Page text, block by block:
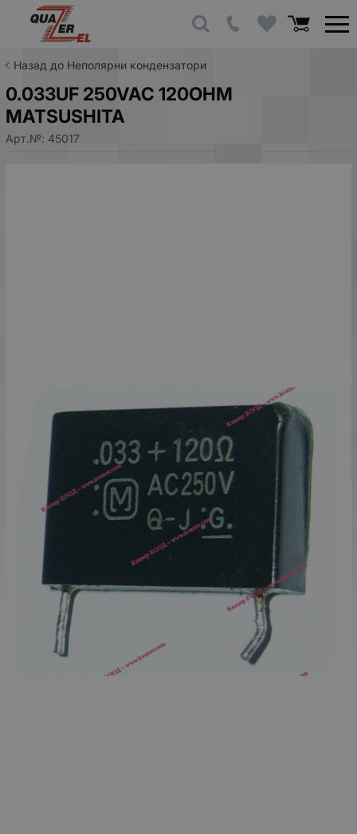
Назад до Неполярни кондензатори
0.033UF 250VAC 120OHM
MATSUSHITA
Арт.№: 45017